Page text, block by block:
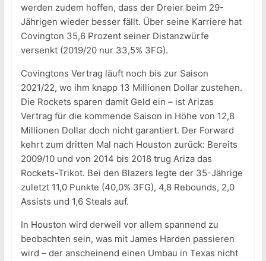
werden zudem hoffen, dass der Dreier beim 29-
Jährigen wieder besser fällt. Über seine Karriere hat
Covington 35,6 Prozent seiner Distanzwürfe
versenkt (2019/20 nur 33,5% 3FG).
Covingtons Vertrag läuft noch bis zur Saison
2021/22, wo ihm knapp 13 Millionen Dollar zustehen.
Die Rockets sparen damit Geld ein – ist Arizas
Vertrag für die kommende Saison in Höhe von 12,8
Millionen Dollar doch nicht garantiert. Der Forward
kehrt zum dritten Mal nach Houston zurück: Bereits
2009/10 und von 2014 bis 2018 trug Ariza das
Rockets-Trikot. Bei den Blazers legte der 35-Jährige
zuletzt 11,0 Punkte (40,0% 3FG), 4,8 Rebounds, 2,0
Assists und 1,6 Steals auf.
In Houston wird derweil vor allem spannend zu
beobachten sein, was mit James Harden passieren
wird – der anscheinend einen Umbau in Texas nicht